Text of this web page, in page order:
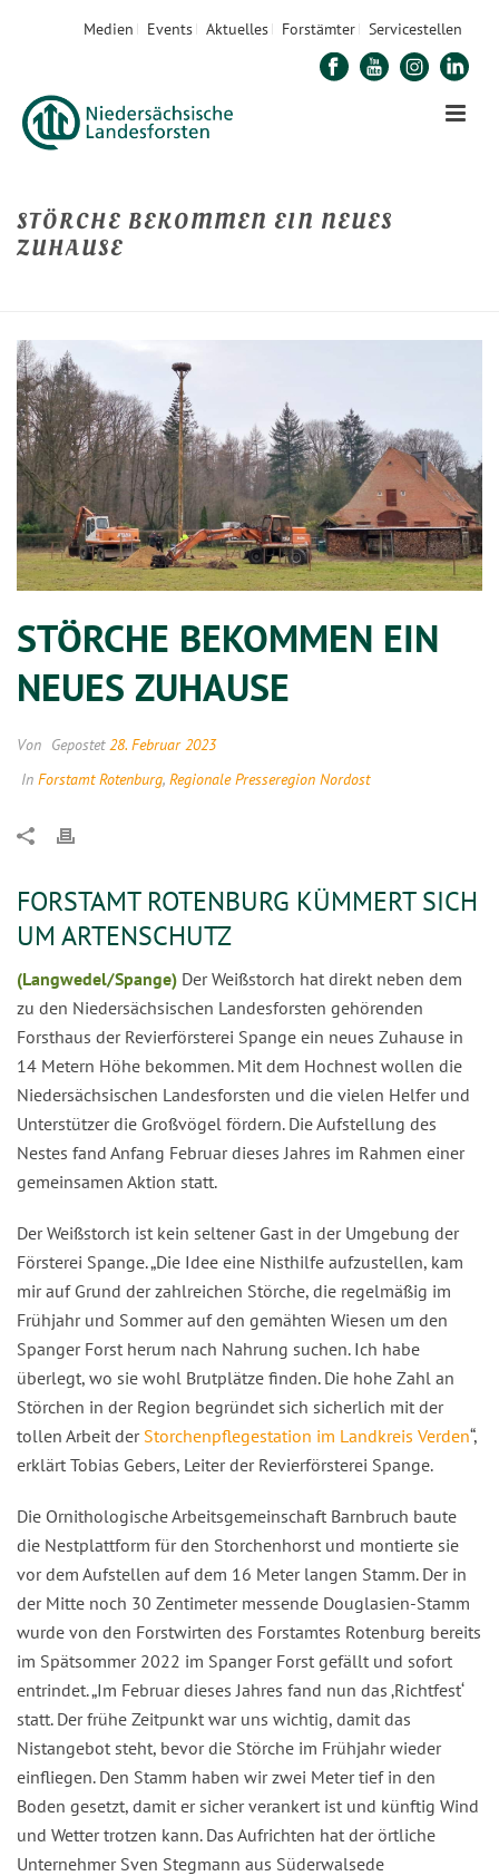
Medien Events Aktuelles Forstämter Servicestellen
STÖRCHE BEKOMMEN EIN NEUES
ZUHAUSE
STÖRCHE BEKOMMEN EIN
NEUES ZUHAUSE
Von Gepostet28. Februar 2023
In Forstamt Rotenburg, Regionale Presseregion Nordost
FORSTAMT ROTENBURG KÜMMERT SICH
UM ARTENSCHUTZ
(Langwedel/Spange) Der Weißstorch hat direkt neben dem
zu den Niedersächsischen Landesforsten gehörenden
Forsthaus der Revierförsterei Spange ein neues Zuhause in
14 Metern Höhe bekommen. Mit dem Hochnest wollen die
Niedersächsischen Landesforsten und die vielen Helfer und
Unterstützer die Großvögel fördern. Die Aufstellung des
Nestes fand Anfang Februar dieses Jahres im Rahmen einer
gemeinsamen Aktion statt.
Der Weißstorch ist kein seltener Gast in der Umgebung der
Försterei Spange. „Die Idee eine Nisthilfe aufzustellen, kam
mir auf Grund der zahlreichen Störche, die regelmäßig im
Frühjahr und Sommer auf den gemähten Wiesen um den
Spanger Forst herum nach Nahrung suchen. Ich habe
überlegt, wo sie wohl Brutplätze finden. Die hohe Zahl an
Störchen in der Region begründet sich sicherlich mit der
tollen Arbeit der Storchenpflegestation im Landkreis Verden“,
erklärt Tobias Gebers, Leiter der Revierförsterei Spange.
Die Ornithologische Arbeitsgemeinschaft Barnbruch baute
die Nestplattform für den Storchenhorst und montierte sie
vor dem Aufstellen auf dem 16 Meter langen Stamm. Der in
der Mitte noch 30 Zentimeter messende Douglasien-Stamm
wurde von den Forstwirten des Forstamtes Rotenburg bereits
im Spätsommer 2022 im Spanger Forst gefällt und sofort
entrindet. „Im Februar dieses Jahres fand nun das ‚Richtfest‘
statt. Der frühe Zeitpunkt war uns wichtig, damit das
Nistangebot steht, bevor die Störche im Frühjahr wieder
einfliegen. Den Stamm haben wir zwei Meter tief in den
Boden gesetzt, damit er sicher verankert ist und künftig Wind
und Wetter trotzen kann. Das Aufrichten hat der örtliche
Unternehmer Sven Stegmann aus Süderwalsede